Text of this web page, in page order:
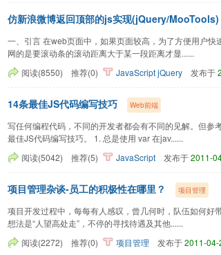
仿新浪微博返回顶部的js实现(jQuery/MooTools)
一、引言 在web页面中，如果页面较高，为了方便用户
网的是要滚动条的滚动距离大于某一段距离才显......
阅读(8550)
推荐(0) JavaScriptjQuery 发布于
14条最佳JS代码编写技巧 Web前端
写任何编程代码，不同的开发者都会有不同的见解。但
最佳JS代码编写技巧。 1. 总是使用 var 在jav......
阅读(5042)
推荐(5) JavaScript 发布于2011-
项目管理杂谈-员工的积极性在哪里？ 项目管理
项目开发过程中，每每有人感叹，曾几何时，队伍如何
想法是“人望高处走”，不停的寻找待遇及其他......
阅读(2272)
推荐(0) 项目管理 发布于2011-04-